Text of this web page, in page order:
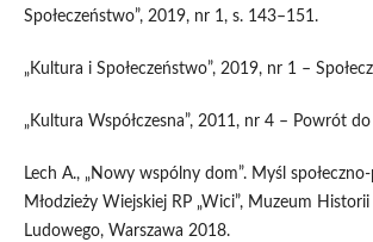
Społeczeństwo”, 2019, nr 1, s. 143–151.
„Kultura i Społeczeństwo”, 2019, nr 1 –
„Kultura Współczesna”, 2011, nr 4 – Powrót
Lech A., „Nowy wspólny dom”. Myśl
Młodzieży Wiejskiej RP „Wici”, Muzeum
Ludowego, Warszawa 2018.